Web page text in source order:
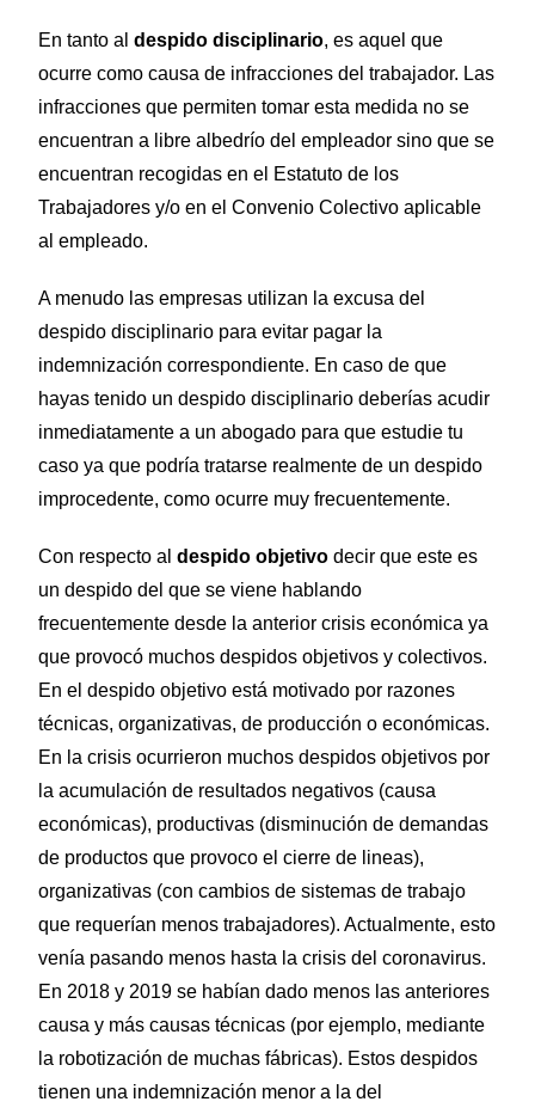
En tanto aldespido disciplinario, es aquel que
ocurre como causa de infracciones del trabajador. Las
infracciones que permiten tomar esta medida no se
encuentran a libre albedrío del empleador sino que se
encuentran recogidas en el Estatuto de los
Trabajadores y/o en el Convenio Colectivo aplicable
al empleado.
A menudo las empresas utilizan la excusa del
despido disciplinario para evitar pagar la
indemnización correspondiente. En caso de que
hayas tenido un despido disciplinario deberías acudir
inmediatamente a un abogado para que estudie tu
caso ya que podría tratarse realmente de un despido
improcedente, como ocurre muy frecuentemente.
Con respecto aldespido objetivo decir que este es
un despido del que se viene hablando
frecuentemente desde la anterior crisis económica ya
que provocó muchos despidos objetivos y colectivos.
En el despido objetivo está motivado por razones
técnicas, organizativas, de producción o económicas.
En la crisis ocurrieron muchos despidos objetivos por
la acumulación de resultados negativos (causa
económicas), productivas (disminución de demandas
de productos que provoco el cierre de lineas),
organizativas (con cambios de sistemas de trabajo
que requerían menos trabajadores). Actualmente, esto
venía pasando menos hasta la crisis del coronavirus.
En 2018 y 2019 se habían dado menos las anteriores
causa y más causas técnicas (por ejemplo, mediante
la robotización de muchas fábricas). Estos despidos
tienen una indemnización menor a la del